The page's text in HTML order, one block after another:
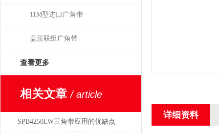
11M型进口广角带
盖茨联组广角带
查看更多
相关文章/ article
SPB4250LW三角带应用的优缺点
详细资料